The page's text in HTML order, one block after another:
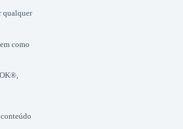
qualquer
como